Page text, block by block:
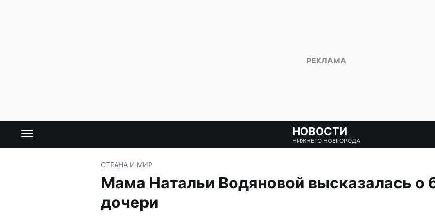
НОВОСТИ
НИЖНЕГО НОВГОРОДА
СТРАНА И МИР
Мама Натальи Водяновой высказалась о
дочери